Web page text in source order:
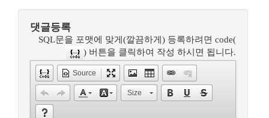
댓글등록
SQL문을 포맷에 맞게(깔끔하게) 등록하려면 code(
) 버튼을 클릭하여 작성 하시면 됩니다.
Source
Size